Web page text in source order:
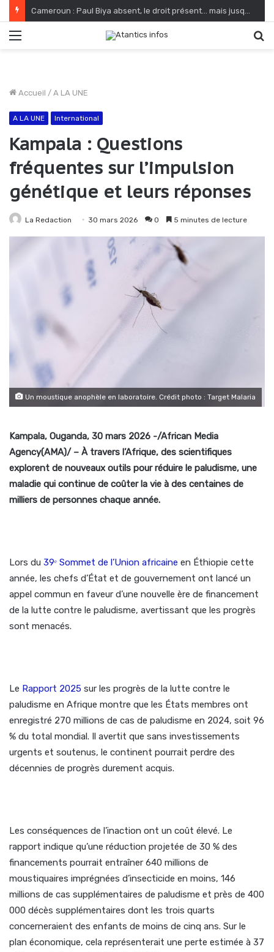
Cameroun : Paul Biya absent, le droit présent… mais jusqu’où ?
Accueil / A LA UNE
A LA UNE International
Kampala : Questions
fréquentes sur l’impulsion
génétique et leurs réponses
La Redaction 30 mars 2026 0 5 minutes de lecture
Un moustique anophèle en laboratoire. Crédit photo : Target Malaria
Kampala, Ouganda, 30 mars 2026 -/African Media
Agency(AMA)/ – À travers l’Afrique, des scientifiques
explorent de nouveaux outils pour réduire le paludisme, une
maladie qui continue de coûter la vie à des centaines de
milliers de personnes chaque année.
Lors du 39ᵉ Sommet de l’Union africaine en Éthiopie cette
année, les chefs d’État et de gouvernement ont lancé un
appel commun en faveur d’une nouvelle ère de financement
de la lutte contre le paludisme, avertissant que les progrès
sont menacés.
Le Rapport 2025 sur les progrès de la lutte contre le
paludisme en Afrique montre que les États membres ont
enregistré 270 millions de cas de paludisme en 2024, soit 96
% du total mondial. Il avertit que sans investissements
urgents et soutenus, le continent pourrait perdre des
décennies de progrès durement acquis.
Les conséquences de l’inaction ont un coût élevé. Le
rapport indique qu’une réduction projetée de 30 % des
financements pourrait entraîner 640 millions de
moustiquaires imprégnées d’insecticide en moins, 146
millions de cas supplémentaires de paludisme et près de 400
000 décès supplémentaires dont les trois quarts
concerneraient des enfants de moins de cinq ans. Sur le
plan économique, cela représenterait une perte estimée à 37